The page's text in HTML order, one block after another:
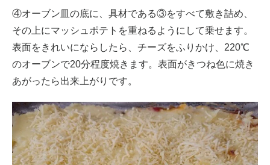
④オーブン皿の底に、具材である③をすべて敷き詰め、
その上にマッシュポテトを重ねるようにして乗せます。
表面をきれいにならしたら、チーズをふりかけ、220℃
のオーブンで20分程度焼きます。表面がきつね色に焼き
あがったら出来上がりです。